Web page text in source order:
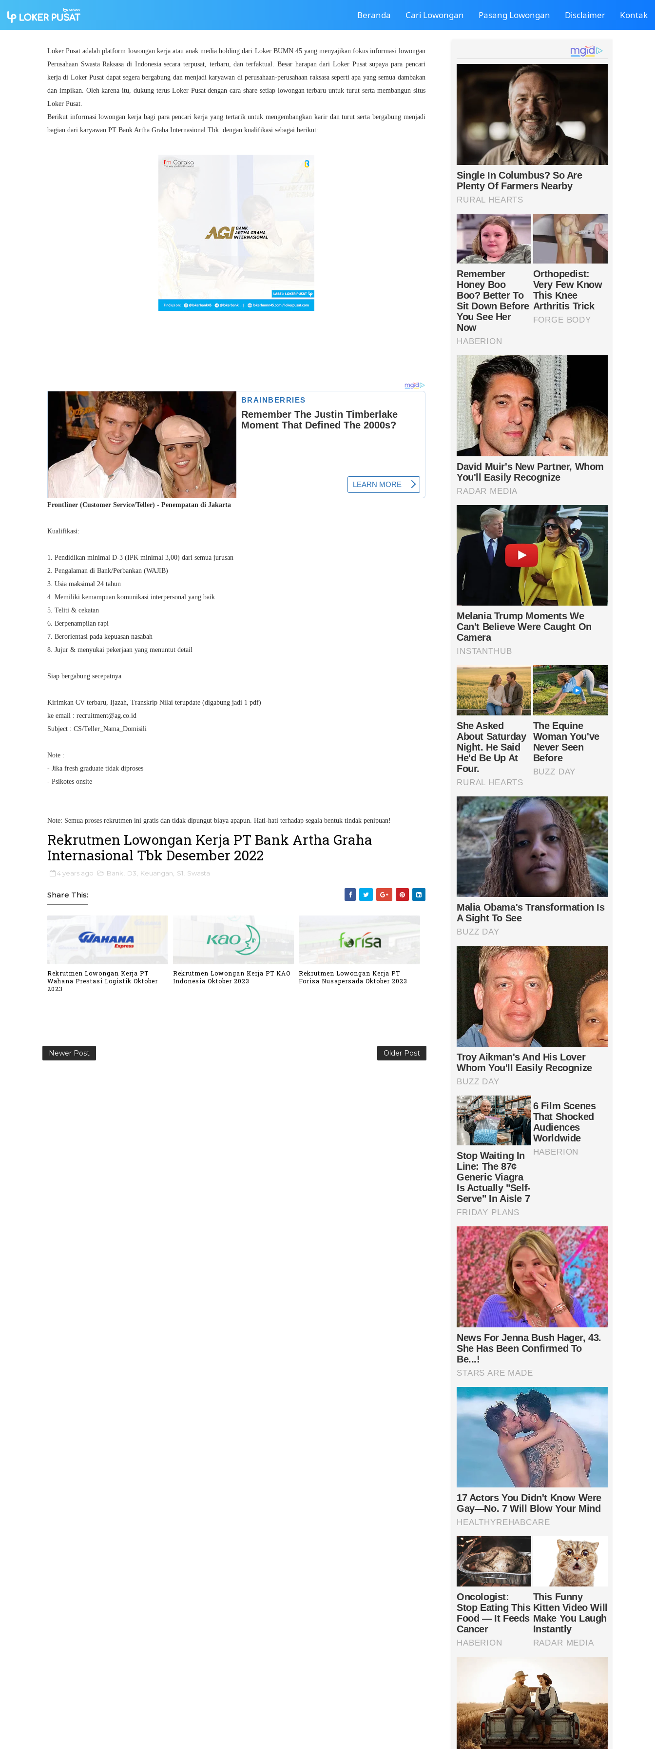
Beranda Cari Lowongan Pasang Lowongan Disclaimer Kontak
Loker Pusat adalah platform lowongan kerja atau anak media holding dari Loker BUMN 45 yang menyajikan fokus informasi lowongan
Perusahaan Swasta Raksasa di Indonesia secara terpusat, terbaru, dan terfaktual. Besar harapan dari Loker Pusat supaya para pencari
kerja di Loker Pusat dapat segera bergabung dan menjadi karyawan di perusahaan-perusahaan raksasa seperti apa yang semua dambakan
dan impikan. Oleh karena itu, dukung terus Loker Pusat dengan cara share setiap lowongan terbaru untuk turut serta membangun situs
Loker Pusat.
Berikut informasi lowongan kerja bagi para pencari kerja yang tertarik untuk mengembangkan karir dan turut serta bergabung menjadi
bagian dari karyawan PT Bank Artha Graha Internasional Tbk. dengan kualifikasi sebagai berikut:
Frontliner (Customer Service/Teller) - Penempatan di Jakarta
Kualifikasi:
1. Pendidikan minimal D-3 (IPK minimal 3,00) dari semua jurusan
2. Pengalaman di Bank/Perbankan (WAJIB)
3. Usia maksimal 24 tahun
4. Memiliki kemampuan komunikasi interpersonal yang baik
5. Teliti & cekatan
6. Berpenampilan rapi
7. Berorientasi pada kepuasan nasabah
8. Jujur & menyukai pekerjaan yang menuntut detail
Siap bergabung secepatnya
Kirimkan CV terbaru, Ijazah, Transkrip Nilai terupdate (digabung jadi 1 pdf)
ke email : recruitment@ag.co.id
Subject : CS/Teller_Nama_Domisili
Note :
- Jika fresh graduate tidak diproses
- Psikotes onsite
Note: Semua proses rekrutmen ini gratis dan tidak dipungut biaya apapun. Hati-hati terhadap segala bentuk tindak penipuan!
Rekrutmen Lowongan Kerja PT Bank Artha Graha
Internasional Tbk Desember 2022
4 years ago Bank D3 Keuangan S1 Swasta
Share This:
Rekrutmen Lowongan Kerja PT
Wahana Prestasi Logistik Oktober
2023
Rekrutmen Lowongan Kerja PT KAO
Indonesia Oktober 2023
Rekrutmen Lowongan Kerja PT
Forisa Nusapersada Oktober 2023
Newer Post Older Post